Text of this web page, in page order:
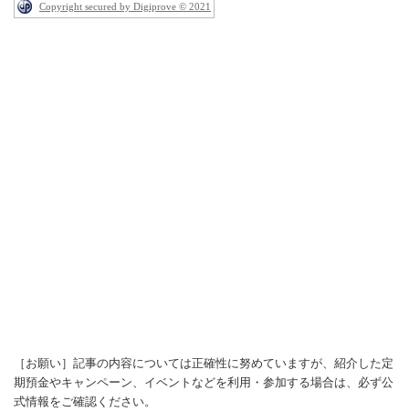
Copyright secured by Digiprove © 2021
［お願い］記事の内容については正確性に努めていますが、紹介した定
期預金やキャンペーン、イベントなどを利用・参加する場合は、必ず公
式情報をご確認ください。